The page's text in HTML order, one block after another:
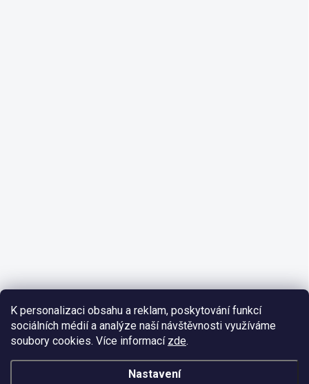
K personalizaci obsahu a reklam, poskytování funkcí
sociálních médií a analýze naší návštěvnosti využíváme
soubory cookies. Více informací zde.
Nastavení